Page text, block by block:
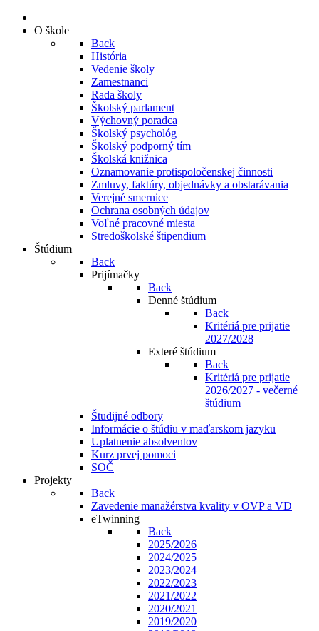
O škole
Back
História
Vedenie školy
Zamestnanci
Rada školy
Školský parlament
Výchovný poradca
Školský psychológ
Školský podporný tím
Školská knižnica
Oznamovanie protispoločenskej činnosti
Zmluvy, faktúry, objednávky a obstarávania
Verejné smernice
Ochrana osobných údajov
Voľné pracovné miesta
Stredoškolské štipendium
Štúdium
Back
Prijímačky
Back
Denné štúdium
Back
Kritériá pre prijatie
2027/2028
Exteré štúdium
Back
Kritériá pre prijatie
2026/2027 - večerné
štúdium
Študijné odbory
Informácie o štúdiu v maďarskom jazyku
Uplatnenie absolventov
Kurz prvej pomoci
SOČ
Projekty
Back
Zavedenie manažérstva kvality v OVP a VD
eTwinning
Back
2025/2026
2024/2025
2023/2024
2022/2023
2021/2022
2020/2021
2019/2020